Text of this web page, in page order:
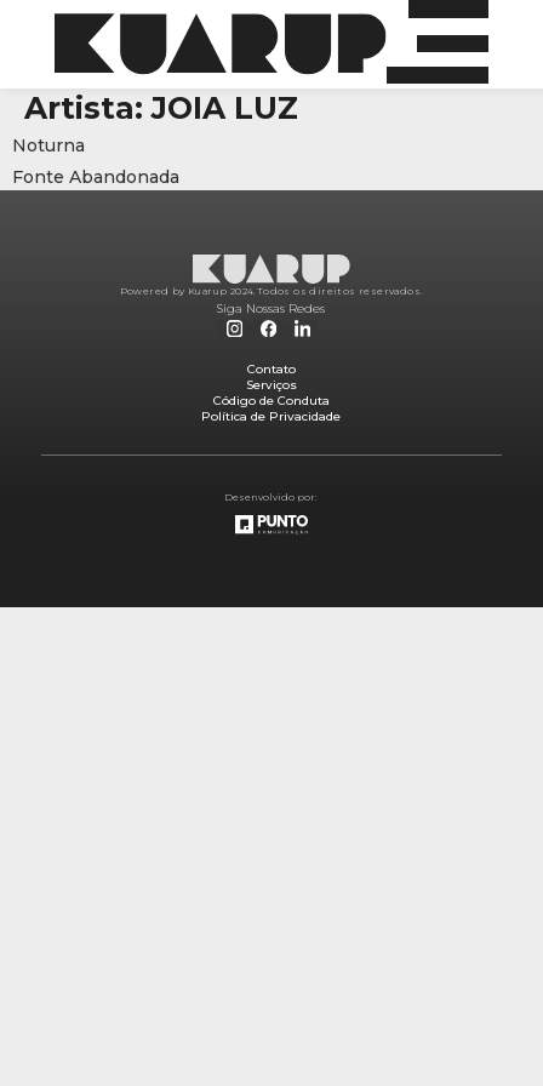
Artista:JOIA LUZ
Noturna
Fonte Abandonada
Powered by Kuarup 2024. Todos os direitos reservados.
Siga Nossas Redes
Contato
Serviços
Código de Conduta
Política de Privacidade
Desenvolvido por: